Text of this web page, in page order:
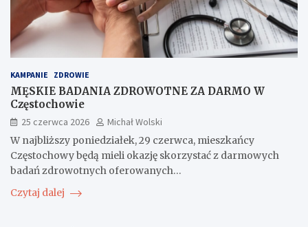
KAMPANIE ZDROWIE
MĘSKIE BADANIA ZDROWOTNE ZA DARMO W
Częstochowie
25 czerwca 2026
Michał Wolski
W najbliższy poniedziałek, 29 czerwca, mieszkańcy
Częstochowy będą mieli okazję skorzystać z darmowych
badań zdrowotnych oferowanych…
Czytaj dalej